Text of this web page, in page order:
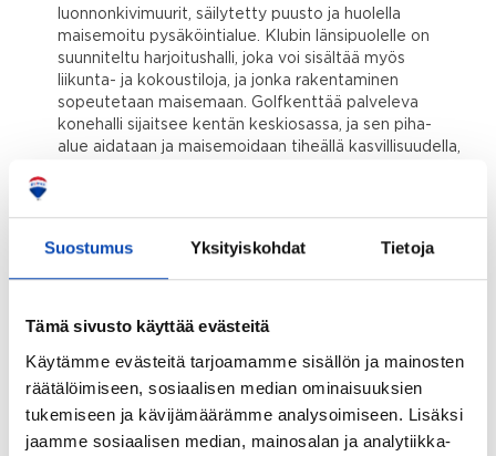
Suostumus Yksityiskohdat Tietoja
Tämä sivusto käyttää evästeitä
Käytämme evästeitä tarjoamamme sisällön ja mainosten
räätälöimiseen, sosiaalisen median ominaisuuksien
tukemiseen ja kävijämäärämme analysoimiseen. Lisäksi
jaamme sosiaalisen median, mainosalan ja analytiikka-
luonnonkivimuurit, säilytetty puusto ja huolella
maisemoitu pysäköintialue. Klubin länsipuolelle on
suunniteltu harjoitushalli, joka voi sisältää myös
liikunta- ja kokoustiloja, ja jonka rakentaminen
sopeutetaan maisemaan. Golfkenttää palveleva
konehalli sijaitsee kentän keskiosassa, ja sen piha-
alue aidataan ja maisemoidaan tiheällä kasvillisuudella,
kokonaisuuden.
Kartta